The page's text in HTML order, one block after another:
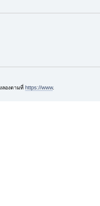
ลองตามที่ https://www.